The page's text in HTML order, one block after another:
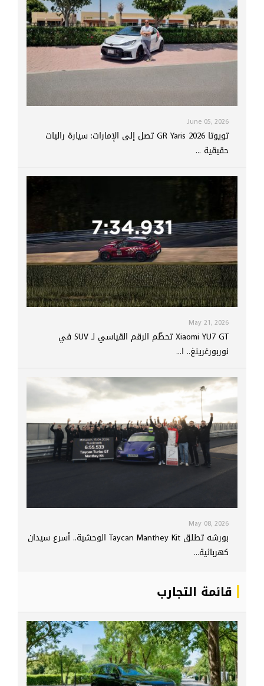
June 05, 2026
تويوتا GR Yaris 2026 تصل إلى الإمارات: سيارة راليات
حقيقية ...
May 21, 2026
Xiaomi YU7 GT تحطّم الرقم القياسي لـ SUV في
نوربورغرينغ.. ا...
May 08, 2026
بورشه تطلق Taycan Manthey Kit الوحشية.. أسرع سيدان
كهربائية...
قائمة التجارب